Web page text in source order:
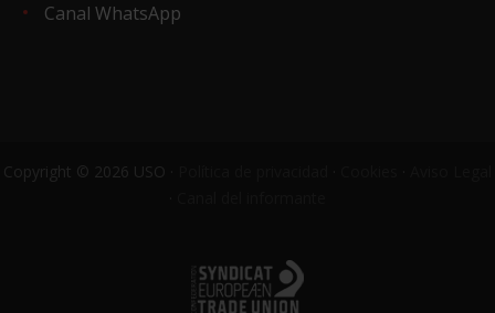
Canal WhatsApp
Copyright © 2026 USO ·